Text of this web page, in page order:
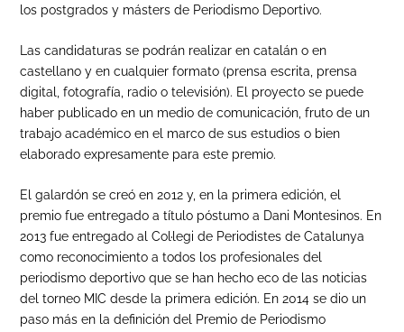
los postgrados y másters de Periodismo Deportivo.
Las candidaturas se podrán realizar en catalán o en
castellano y en cualquier formato (prensa escrita, prensa
digital, fotografía, radio o televisión). El proyecto se puede
haber publicado en un medio de comunicación, fruto de un
trabajo académico en el marco de sus estudios o bien
elaborado expresamente para este premio.
El galardón se creó en 2012 y, en la primera edición, el
premio fue entregado a título póstumo a Dani Montesinos. En
2013 fue entregado al Col·legi de Periodistes de Catalunya
como reconocimiento a todos los profesionales del
periodismo deportivo que se han hecho eco de las noticias
del torneo MIC desde la primera edición. En 2014 se dio un
paso más en la definición del Premio de Periodismo